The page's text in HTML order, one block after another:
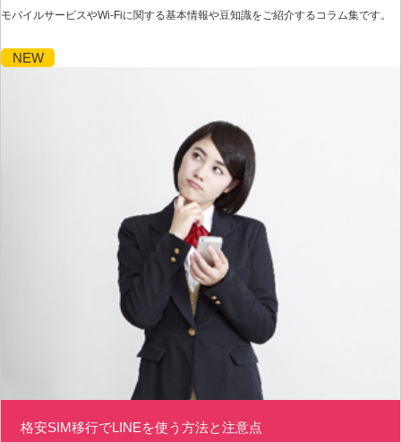
モバイルサービスやWi-Fiに関する基本情報や豆知識をご紹介するコラム集です。
NEW
格安SIM移行でLINEを使う方法と注意点